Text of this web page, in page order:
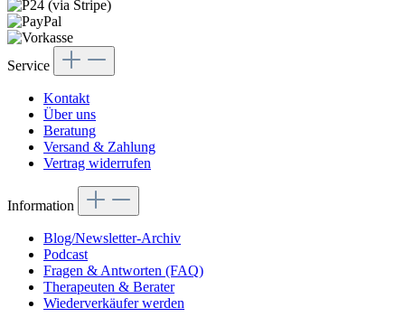
Service
Kontakt
Über uns
Beratung
Versand & Zahlung
Vertrag widerrufen
Information
Blog/Newsletter-Archiv
Podcast
Fragen & Antworten (FAQ)
Therapeuten & Berater
Wiederverkäufer werden